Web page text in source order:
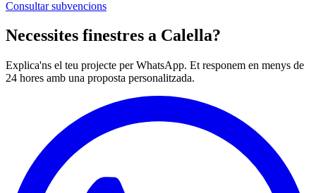
Consultar subvencions
Necessites finestres a Calella?
Explica'ns el teu projecte per WhatsApp. Et responem en menys de
24 hores amb una proposta personalitzada.